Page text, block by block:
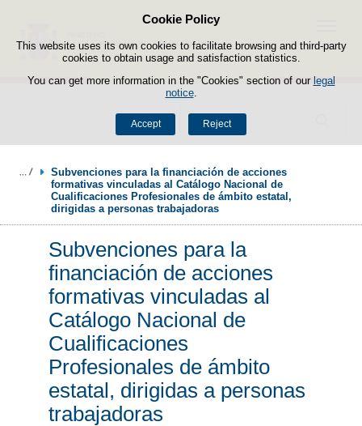
Cookie Policy
This website uses its own cookies to facilitate browsing and third-party
cookies to obtain usage and satisfaction statistics.
You can get more information in the "Cookies" section of our legal
notice.
Accept Reject
Skip to content
Search
Menu
Subvenciones para la financiación de acciones
formativas vinculadas al Catálogo Nacional de
Cualificaciones Profesionales de ámbito estatal,
dirigidas a personas trabajadoras
Subvenciones para la
financiación de acciones
formativas vinculadas al
Catálogo Nacional de
Cualificaciones
Profesionales de ámbito
estatal, dirigidas a personas
trabajadoras